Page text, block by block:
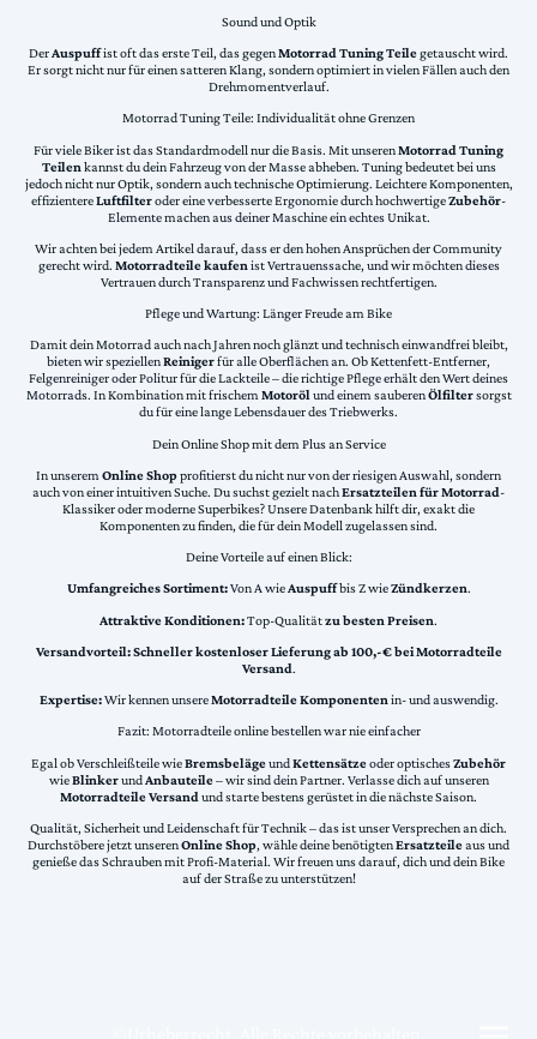
Sound und Optik
DerAuspuffist oft das erste Teil, das gegenMotorrad Tuning Teilegetauscht wird.
Er sorgt nicht nur für einen satteren Klang, sondern optimiert in vielen Fällen auch den
Drehmomentverlauf.
Motorrad Tuning Teile: Individualität ohne Grenzen
Für viele Biker ist das Standardmodell nur die Basis. Mit unserenMotorrad Tuning
Teilen kannst du dein Fahrzeug von der Masse abheben. Tuning bedeutet bei uns
jedoch nicht nur Optik, sondern auch technische Optimierung. Leichtere Komponenten,
effizientereLuftfilteroder eine verbesserte Ergonomie durch hochwertigeZubehör-
Elemente machen aus deiner Maschine ein echtes Unikat.
Wir achten bei jedem Artikel darauf, dass er den hohen Ansprüchen der Community
gerecht wird. Motorradteile kaufen ist Vertrauenssache, und wir möchten dieses
Vertrauen durch Transparenz und Fachwissen rechtfertigen.
Pflege und Wartung: Länger Freude am Bike
Damit dein Motorrad auch nach Jahren noch glänzt und technisch einwandfrei bleibt,
bieten wir speziellenReinigerfür alle Oberflächen an. Ob Kettenfett-Entferner,
Felgenreiniger oder Politur für die Lackteile – die richtige Pflege erhält den Wert deines
Motorrads. In Kombination mit frischemMotorölund einem sauberenÖlfiltersorgst
du für eine lange Lebensdauer des Triebwerks.
Dein Online Shop mit dem Plus an Service
In unserem Online Shopprofitierst du nicht nur von der riesigen Auswahl, sondern
auch von einer intuitiven Suche. Du suchst gezielt nachErsatzteilen für Motorrad-
Klassiker oder moderne Superbikes? Unsere Datenbank hilft dir, exakt die
Komponenten zu finden, die für dein Modell zugelassen sind.
Deine Vorteile auf einen Blick:
Umfangreiches Sortiment:Von A wieAuspuffbis Z wieZündkerzen.
Attraktive Konditionen:Top-Qualitätzu besten Preisen.
Versandvorteil:Schneller kostenloser Lieferung ab 100,-€ bei Motorradteile
Versand.
Expertise:Wir kennen unsereMotorradteile Komponentenin- und auswendig.
Fazit: Motorradteile online bestellen war nie einfacher
Egal ob Verschleißteile wieBremsbelägeundKettensätzeoder optischesZubehör
wieBlinkerundAnbauteile– wir sind dein Partner. Verlasse dich auf unseren
Motorradteile Versand und starte bestens gerüstet in die nächste Saison.
Qualität, Sicherheit und Leidenschaft für Technik – das ist unser Versprechen an dich.
Durchstöbere jetzt unserenOnline Shop, wähle deine benötigtenErsatzteileaus und
genieße das Schrauben mit Profi-Material. Wir freuen uns darauf, dich und dein Bike
auf der Straße zu unterstützen!